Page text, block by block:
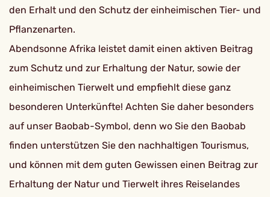
den Erhalt und den Schutz der einheimischen Tier- und
Pflanzenarten.
Abendsonne Afrika leistet damit einen aktiven Beitrag
zum Schutz und zur Erhaltung der Natur, sowie der
einheimischen Tierwelt und empfiehlt diese ganz
besonderen Unterkünfte! Achten Sie daher besonders
auf unser Baobab-Symbol, denn wo Sie den Baobab
finden unterstützen Sie den nachhaltigen Tourismus,
und können mit dem guten Gewissen einen Beitrag zur
Erhaltung der Natur und Tierwelt ihres Reiselandes